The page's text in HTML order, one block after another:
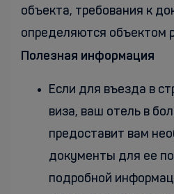
объекта, требования к
определяются объектом
Полезная информация
Если для въезда в
виза, ваш отель в
предоставит вам
документы для ее
подробной